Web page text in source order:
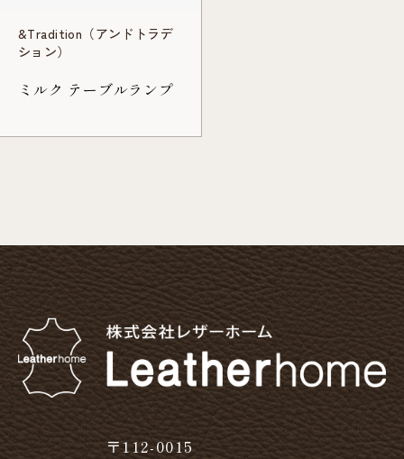
&Tradition（アンドトラデ
ション）
ミルク テーブルランプ
〒112-0015